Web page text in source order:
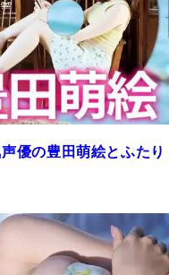
優の豊田萌絵とふたり